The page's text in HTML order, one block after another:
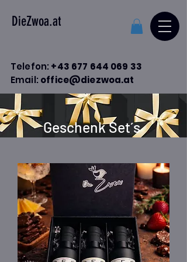
DieZwoa.at
Telefon: +43 677 644 069 33
Email: office@diezwoa.at
Geschenk Set´s